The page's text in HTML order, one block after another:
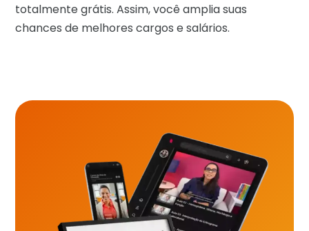
totalmente grátis. Assim, você amplia suas
chances de melhores cargos e salários.